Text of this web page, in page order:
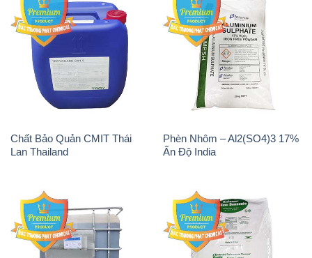
Chất Bảo Quản CMIT Thái
Lan Thailand
Phèn Nhôm – Al2(SO4)3 17%
Ấn Độ India